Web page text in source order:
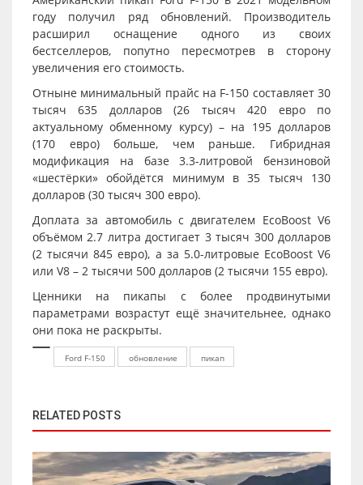
году получил ряд обновлений. Производитель
расширил оснащение одного из своих
бестселлеров, попутно пересмотрев в сторону
увеличения его стоимость.
Отныне минимальный прайс на F-150 составляет 30
тысяч 635 долларов (26 тысяч 420 евро по
актуальному обменному курсу) – на 195 долларов
(170 евро) больше, чем раньше. Гибридная
модификация на базе 3.3-литровой бензиновой
«шестёрки» обойдётся минимум в 35 тысяч 130
долларов (30 тысяч 300 евро).
Доплата за автомобиль с двигателем EcoBoost V6
объёмом 2.7 литра достигает 3 тысяч 300 долларов
(2 тысячи 845 евро), а за 5.0-литровые EcoBoost V6
или V8 – 2 тысячи 500 долларов (2 тысячи 155 евро).
Ценники на пикапы с более продвинутыми
параметрами возрастут ещё значительнее, однако
они пока не раскрыты.
Ford F-150 обновление пикап
RELATED POSTS